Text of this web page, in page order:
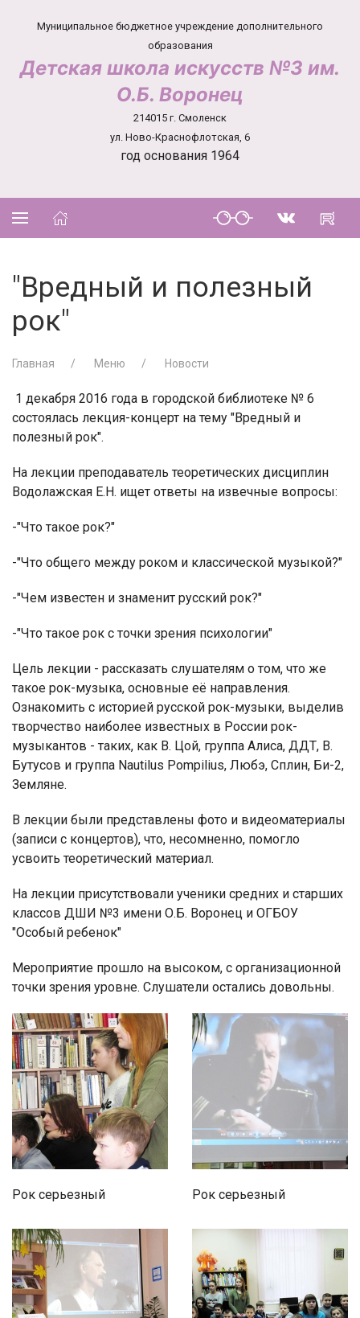
Муниципальное бюджетное учреждение дополнительного
образования
Детская школа искусств №3 им.
О.Б. Воронец
214015 г. Смоленск
ул. Ново-Краснофлотская, 6
год основания 1964
"Вредный и полезный
рок"
Главная Меню Новости
1 декабря 2016 года в городской библиотеке № 6
состоялась лекция-концерт на тему "Вредный и
полезный рок".
На лекции преподаватель теоретических дисциплин
Водолажская Е.Н. ищет ответы на извечные вопросы:
-"Что такое рок?"
-"Что общего между роком и классической музыкой?"
-"Чем известен и знаменит русский рок?"
-"Что такое рок с точки зрения психологии"
Цель лекции - рассказать слушателям о том, что же
такое рок-музыка, основные её направления.
Ознакомить с историей русской рок-музыки, выделив
творчество наиболее известных в России рок-
музыкантов - таких, как В. Цой, группа Алиса, ДДТ, В.
Бутусов и группа Nautilus Pompilius, Любэ, Сплин, Би-2,
Земляне.
В лекции были представлены фото и видеоматериалы
(записи с концертов), что, несомненно, помогло
усвоить теоретический материал.
На лекции присутствовали ученики средних и старших
классов ДШИ №3 имени О.Б. Воронец и ОГБОУ
"Особый ребенок"
Мероприятие прошло на высоком, с организационной
точки зрения уровне. Слушатели остались довольны.
Рок серьезный Рок серьезный